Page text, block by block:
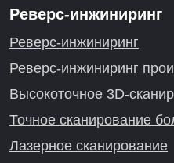
Реверс-инжиниринг
Реверс-инжиниринг
Реверс-инжиниринг
Высокоточное 3D-
Точное сканирование
Лазерное сканирование